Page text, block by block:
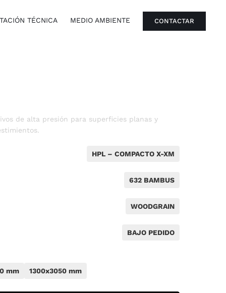
TÉCNICA MEDIO AMBIENTE CONTACTAR
de alta presión para superficies planas y
HPL – COMPACTO X-XM
632 BAMBUS
WOODGRAIN
BAJO PEDIDO
mm 1300x3050 mm